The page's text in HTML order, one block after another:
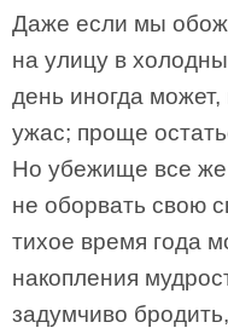
Даже если мы
на улицу в
день иногда может,
ужас; проще
Но убежище все же
не оборвать свою
тихое время года
накопления
задумчиво